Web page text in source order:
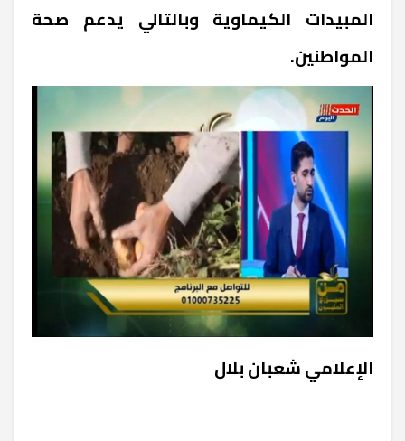
المبيدات الكيماوية وبالتالي يدعم صحة
المواطنين.
الإعلامي شعبان بلال